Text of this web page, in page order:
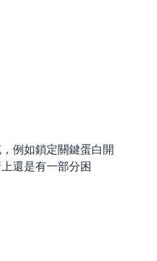
例如鎖定關鍵蛋白開
還是有一部分困